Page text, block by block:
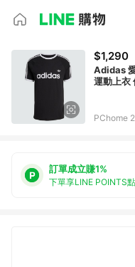
$1,290
Adidas
運動上衣
PChome
訂單成立賺1%
下單享LINE POINTS